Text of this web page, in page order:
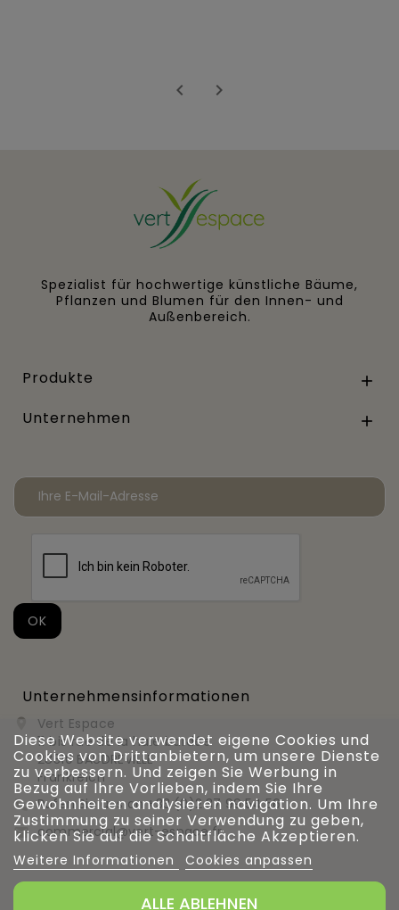
 
Spezialist für hochwertige künstliche Bäume,
Pflanzen und Blumen für den Innen- und
Außenbereich.
Produkte 
Unternehmen 
Unternehmensinformationen

Vert Espace
11 bis rue de la haie bardée
28310 BAUDREVILLE
Frankreich
 Rufen Sie uns an +33 (0)2 37 99 54 56
 commercial@vert-espace.fr
Diese Website verwendet eigene Cookies und
Cookies von Drittanbietern, um unsere Dienste
zu verbessern. Und zeigen Sie Werbung in
Bezug auf Ihre Vorlieben, indem Sie Ihre
Gewohnheiten analysieren navigation. Um Ihre
Zustimmung zu seiner Verwendung zu geben,
klicken Sie auf die Schaltfläche Akzeptieren.
Weitere Informationen Cookies anpassen
ALLE ABLEHNEN